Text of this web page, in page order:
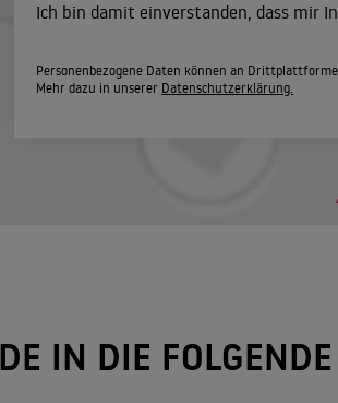
Ich bin damit einverstanden, dass mir
Personenbezogene Daten können an
Mehr dazu in unserer Datenschutzerklärung.
IN DIE